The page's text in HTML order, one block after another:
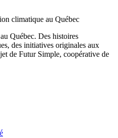
Québec. Des histoires
des initiatives originales aux
de Futur Simple, coopérative de